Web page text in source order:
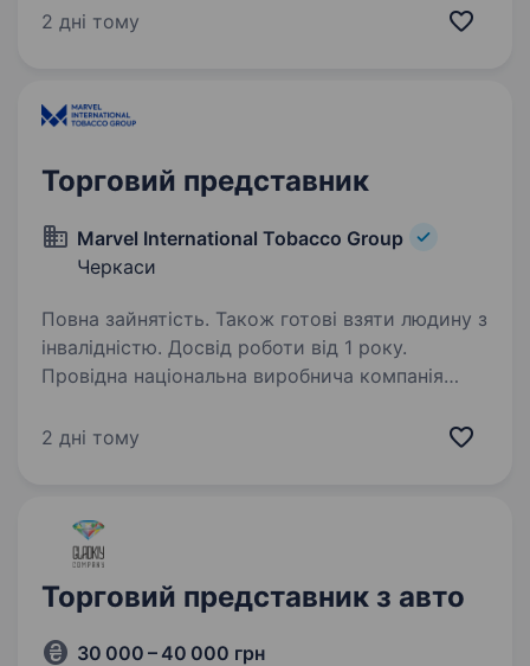
місті Черкаси, та Черкаський р-н Обов’язки:
2 дні тому
Торговий представник
Marvel International Tobacco Group
Черкаси
Повна зайнятість. Також готові взяти людину з
інвалідністю. Досвід роботи від 1 року.
Провідна національна виробнича компанія
над розвитком брендів як на національному,
вибором…
2 дні тому
Торговий представник з авто
30 000 – 40 000 грн